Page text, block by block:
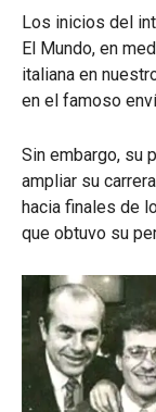
Los inicios del
El Mundo, en
italiana en
en el famoso
Sin embargo, su
ampliar su
hacia finales de
que obtuvo su